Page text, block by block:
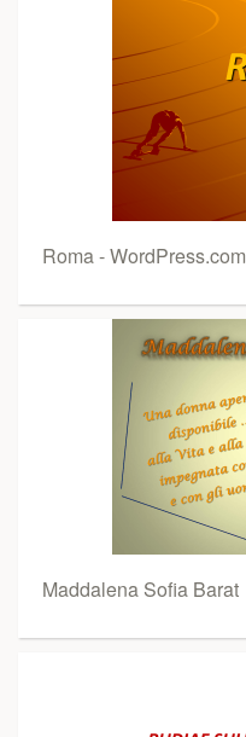
Roma - WordPress.com
Maddalena Sofia Barat